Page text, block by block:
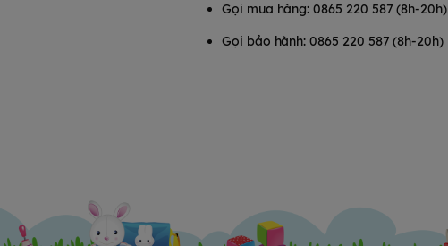
giúp giữ cho hình dạng
cách tự nhiên bầu ngực của
thống kiểm soát lượng sữa
Gọi mua hàng: 0865 220 587 (8h-20h)
Gọi bảo hành: 0865 220 587 (8h-20h)